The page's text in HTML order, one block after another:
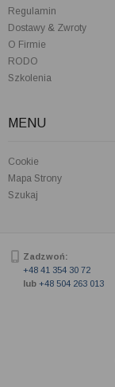
Regulamin
Dostawy & Zwroty
O Firmie
RODO
Szkolenia
MENU
Cookie
Mapa Strony
Szukaj
Zadzwoń:
+48 41 354 30 72
lub +48 504 263 013